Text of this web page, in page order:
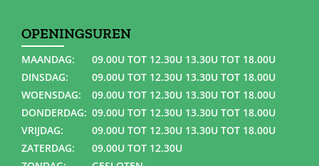
OPENINGSUREN
MAANDAG:
09.00U TOT 12.30U 13.30U TOT 18.00U
DINSDAG:
09.00U TOT 12.30U 13.30U TOT 18.00U
WOENSDAG:
09.00U TOT 12.30U 13.30U TOT 18.00U
DONDERDAG: 09.00U TOT 12.30U 13.30U TOT 18.00U
VRIJDAG:
09.00U TOT 12.30U 13.30U TOT 18.00U
ZATERDAG:
09.00U TOT 12.30U